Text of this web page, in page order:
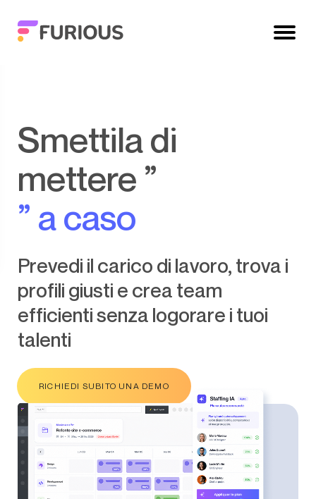
Smettila di
mettere ”
” a caso
Prevedi il carico di lavoro, trova i
profili giusti e crea team
efficienti senza logorare i tuoi
talenti
RICHIEDI SUBITO UNA DEMO